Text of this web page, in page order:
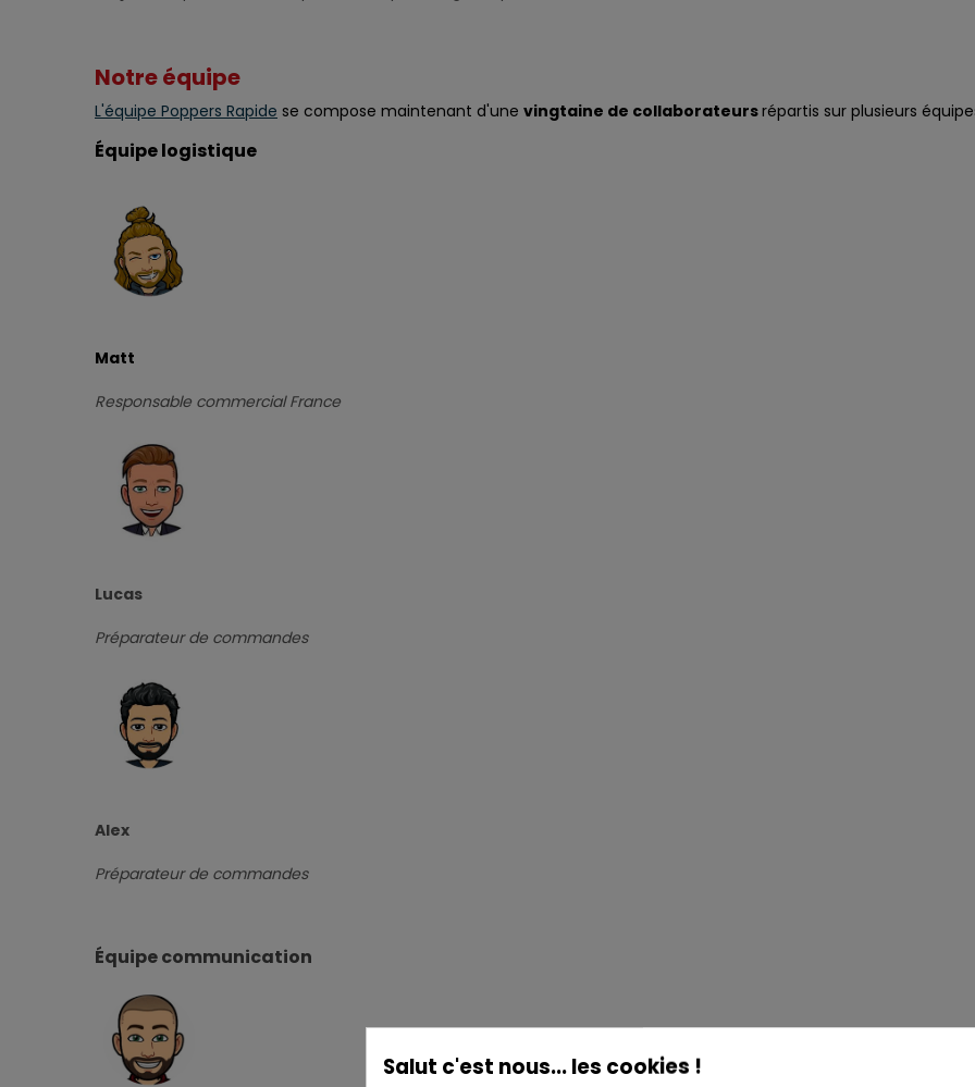
Notre équipe
L'équipe Poppers Rapide se compose maintenant d'une vingtaine de collaborateursrépartis sur plusieurs
Équipe logistique
Matt
Responsable commercial France
Lucas
Préparateur de commandes
Alex
Préparateur de commandes
Équipe communication
Salut c'est nous... les cookies !